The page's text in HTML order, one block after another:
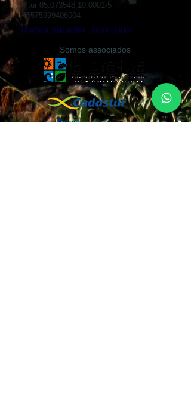
Mtur 05.073548.10.0001-5
+5575999406004
CHAPADA DIAMANTINA - BAHIA - BRASIL
Somos associados